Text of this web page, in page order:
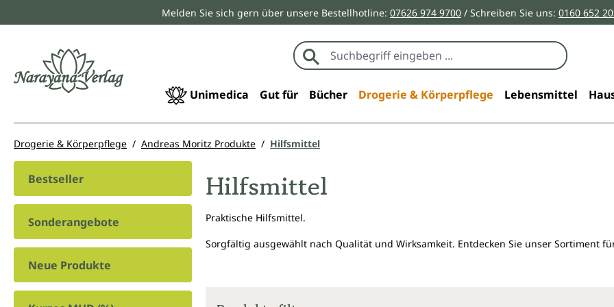
Zur Hauptnavigation springenMelden Sie sich gern über unsere Bestellhotline: 07626 974 9700 / Schreiben Sie uns: 0160 652
Unimedica Gut für Bücher Drogerie & Körperpflege Lebensmittel
Drogerie & Körperpflege Andreas Moritz Produkte Hilfsmittel
Bestseller
Sonderangebote
Neue Produkte
Hilfsmittel
Praktische Hilfsmittel.
Sorgfältig ausgewählt nach Qualität und Wirksamkeit. Entdecken Sie unser Sortiment